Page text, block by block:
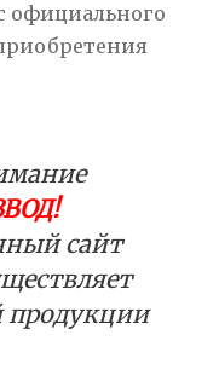
официального
сайт
продукции